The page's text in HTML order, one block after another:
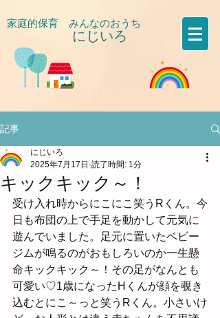
家庭的保育 みんなのおうち
にじいろ
記事
キックキック～！
にじいろ
2025年7月17日 読了時間: 1分
受け入れ時からにこにこ笑うRくん。今
日も布団の上で手足を動かして元気に
遊んでいました。足元に置いたベビー
ジムが鳴るのがおもしろいのか一生懸
命キックキック～！その足がなんとも
可愛い♡1歳になったHくんが顔を覗き
込むとにこ～っと笑うRくん。小さいけ